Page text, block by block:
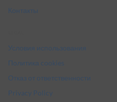
Контакты
Условия использования
Политика cookies
Отказ от ответственности
Privacy Policy